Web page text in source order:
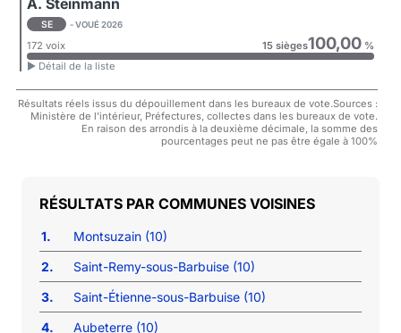
A. Steinmann
SE - VOUÉ 2026
172 voix 15 sièges100,00%
► Détail de la liste
Résultats réels issus du dépouillement dans les bureaux de vote.Sources :
Ministère de l'intérieur, Préfectures, collectes dans les bureaux de vote.
En raison des arrondis à la deuxième décimale, la somme des
pourcentages peut ne pas être égale à 100%
COMMUNES VOISINES
1.
Montsuzain (10)
2.
Saint-Remy-sous-Barbuise (10)
3.
Saint-Étienne-sous-Barbuise (10)
4.
Aubeterre (10)